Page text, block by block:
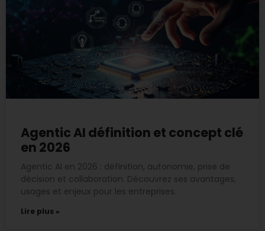
Agentic AI définition et concept clé
en 2026
Agentic AI en 2026 : définition, autonomie, prise de
décision et collaboration. Découvrez ses avantages,
usages et enjeux pour les entreprises.
Lire plus »